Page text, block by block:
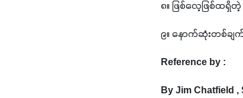
၈။ ဖြစ်လေ့ဖြစ်ထရှိတဲ့
၉။ နောက်ဆုံးတစ်ချ
Reference by :
By Jim Chatfield ,